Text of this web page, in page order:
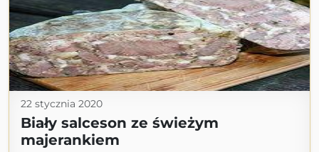
22 stycznia 2020
Biały salceson ze świeżym
majerankiem